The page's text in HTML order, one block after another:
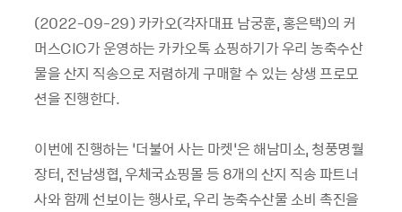
(2022-09-29) 카카오(각자대표 남궁훈, 홍은택)의 커
머스CIC가 운영하는 카카오톡 쇼핑하기가 우리 농축수산
물을 산지 직송으로 저렴하게 구매할 수 있는 상생 프로모
션을 진행한다.
이번에 진행하는 ‘더불어 사는 마켓’은 해남미소, 청풍명월
장터, 전남생협, 우체국쇼핑몰 등 8개의 산지 직송 파트너
사와 함께 선보이는 행사로, 우리 농축수산물 소비 촉진을